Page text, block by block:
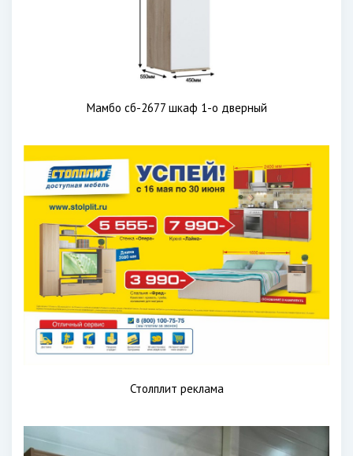
Мамбо сб-2677 шкаф 1-о дверный
Столплит реклама